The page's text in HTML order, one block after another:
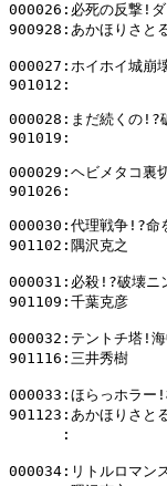
000026:必死の反撃!ダ
900928:あかほりさ
000027:ホイホイ城崩
901012:
000028:まだ続くの!?
901019:
000029:ヘビメタコ裏
901026:
000030:代理戦争!?命
901102:隅沢克之
000031:必殺!?破壊ニ
901109:千葉克彦
000032:テントチ塔!海
901116:三井秀樹
000033:ほらっホラー!
901123:あかほり
:
000034:リトルロマン